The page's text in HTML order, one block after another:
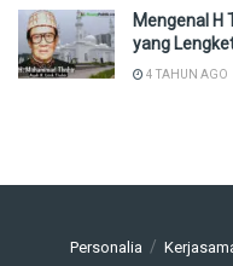
Mengenal H
yang
4 TAHUN AGO
Personalia